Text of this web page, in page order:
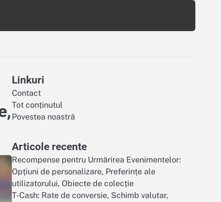
Linkuri
Contact
Tot conținutul
Povestea noastră
Articole recente
Recompense pentru Urmărirea Evenimentelor:
Opțiuni de personalizare, Preferințe ale
utilizatorului, Obiecte de colecție
T-Cash: Rate de conversie, Schimb valutar,